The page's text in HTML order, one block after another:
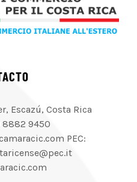
Escazú, Costa Rica
8882 9450
PEC: